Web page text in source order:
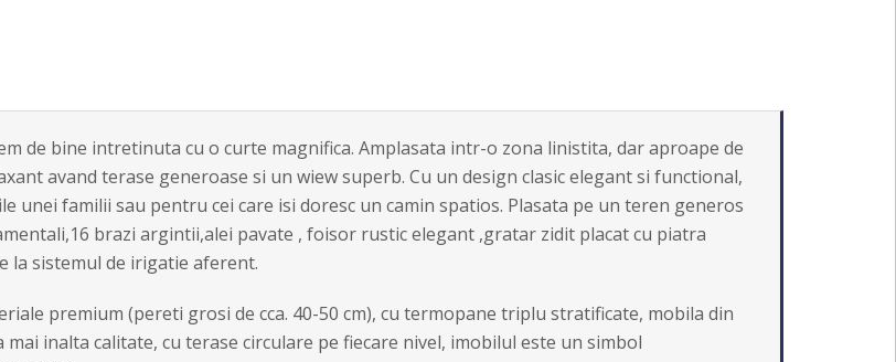
de bine intretinuta cu o curte magnifica. Amplasata intr-o zona linistita, dar aproape de
avand terase generoase si un wiew superb. Cu un design clasic elegant si functional,
unei familii sau pentru cei care isi doresc un camin spatios. Plasata pe un teren generos
brazi argintii,alei pavate , foisor rustic elegant ,gratar zidit placat cu piatra
la sistemul de irigatie aferent.
premium (pereti grosi de cca. 40-50 cm), cu termopane triplu stratificate, mobila din
inalta calitate, cu terase circulare pe fiecare nivel, imobilul este un simbol